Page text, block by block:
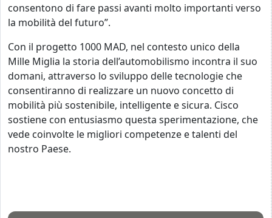
consentono di fare passi avanti molto importanti verso
la mobilità del futuro”.
Con il progetto 1000 MAD, nel contesto unico della
Mille Miglia la storia dell’automobilismo incontra il suo
domani, attraverso lo sviluppo delle tecnologie che
consentiranno di realizzare un nuovo concetto di
mobilità più sostenibile, intelligente e sicura. Cisco
sostiene con entusiasmo questa sperimentazione, che
vede coinvolte le migliori competenze e talenti del
nostro Paese.